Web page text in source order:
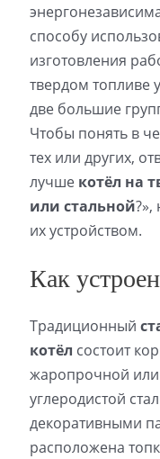
способу
изготовления
твердом топливе
две большие
Чтобы понять в
тех или других,
лучше котёл на
или стальной?»,
их устройством.
Как
Традиционный
котёл состоит
жаропрочной или
углеродистой
декоративными
расположена